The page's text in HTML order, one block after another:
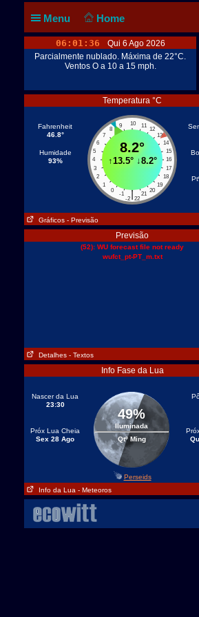
Menu Home
06:01:36
Qui 6 Ago 2026
Parcialmente nublado. Máxima de 22°C.
Ventos O a 10 a 15 mph.
Temperatura °C
Fahrenheit
46.8°
Humidade
93%
10
9 11
8
12
7
13
6
14
5
15
4
16
3
17
2
18
1
19
0
20
-1 21
|
-2 22
8.2°
↑13.5°↓8.2°
Gráficos - Previsão
Previsão
(52): WU forecast file not ready
wufct_pt-PT_m.txt
Detalhes - Textos
Info Fase da Lua
Nascer da Lua
23:30
Próx Lua Cheia
Sex 28 Ago
49%
Iluminada
Qtº Ming
Perseids
Info da Lua - Meteoros